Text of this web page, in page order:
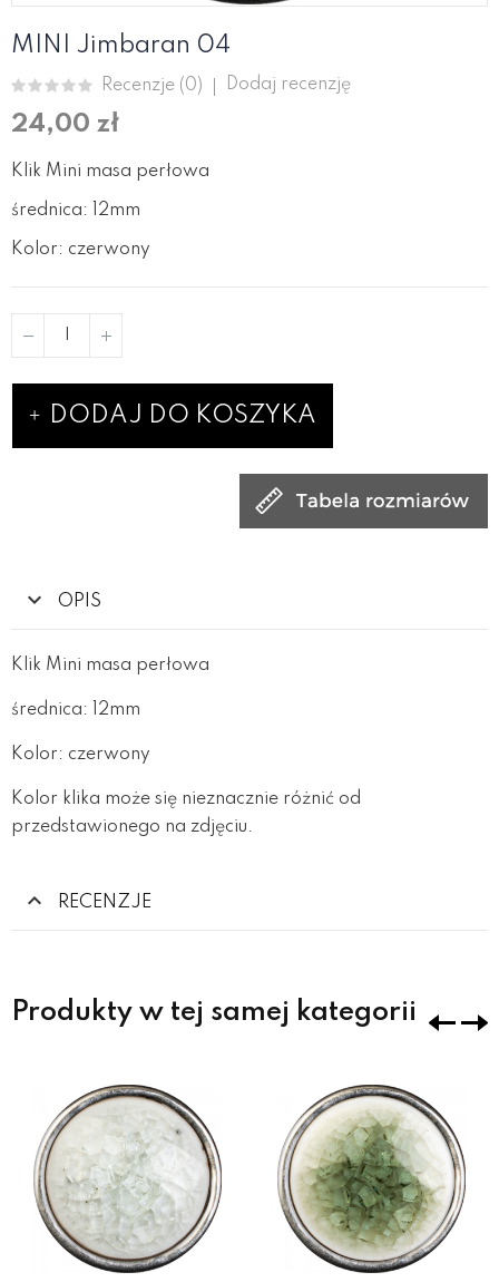
MINI Jimbaran 04
Recenzje (0) Dodaj recenzję
24,00 zł
Klik Mini masa perłowa
średnica: 12mm
Kolor: czerwony
DODAJ DO KOSZYKA
OPIS
Klik Mini masa perłowa
średnica: 12mm
Kolor: czerwony
Kolor klika może się nieznacznie różnić od
przedstawionego na zdjęciu.
RECENZJE
Produkty w tej samej kategorii